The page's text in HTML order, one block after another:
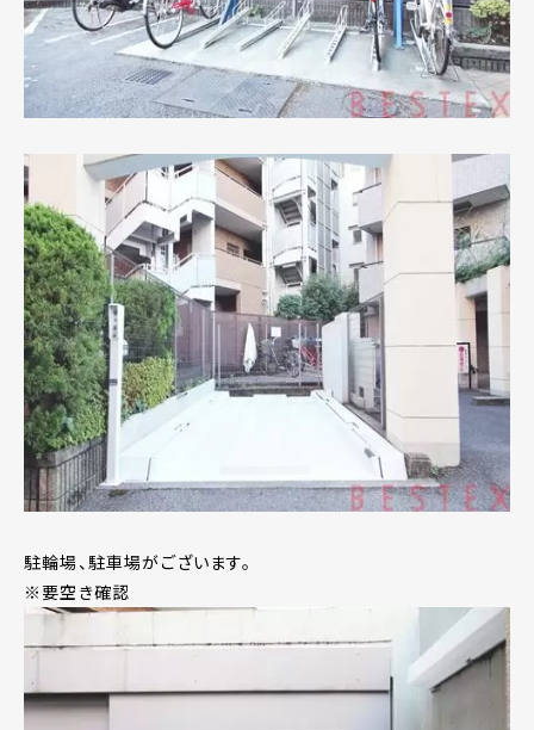
駐輪場、駐車場がございます。
※要空き確認